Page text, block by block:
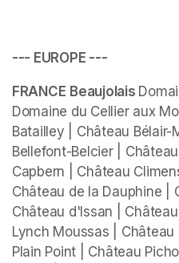
--- EUROPE ---
FRANCE Beaujolais
Domaine du Cellier aux
Batailley | Château
Bellefont-Belcier |
Capbern | Château
Château de la Dauphine |
Château d'Issan |
Lynch Moussas |
Plain Point | Château